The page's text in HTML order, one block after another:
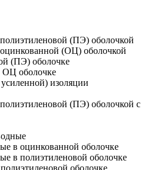
(ПЭ) оболочкой
(ОЦ) оболочкой
(ПЭ) оболочке
ОЦ оболочке
изоляции
(ПЭ) оболочкой с
в оцинкованной оболочке
в полиэтиленовой оболочке
оболочке